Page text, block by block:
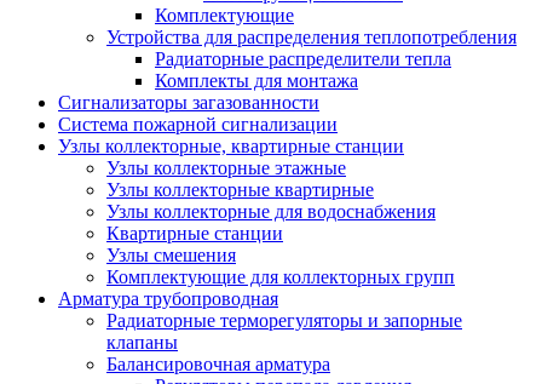
Комплектующие
Устройства для распределения теплопотребления
Радиаторные распределители тепла
Комплекты для монтажа
Сигнализаторы загазованности
Система пожарной сигнализации
Узлы коллекторные, квартирные станции
Узлы коллекторные этажные
Узлы коллекторные квартирные
Узлы коллекторные для водоснабжения
Квартирные станции
Узлы смешения
Комплектующие для коллекторных групп
Арматура трубопроводная
Радиаторные терморегуляторы и запорные
клапаны
Балансировочная арматура